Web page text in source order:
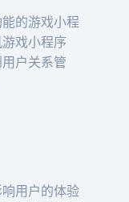
的游戏小程
戏小程序
户关系管
用户的体验